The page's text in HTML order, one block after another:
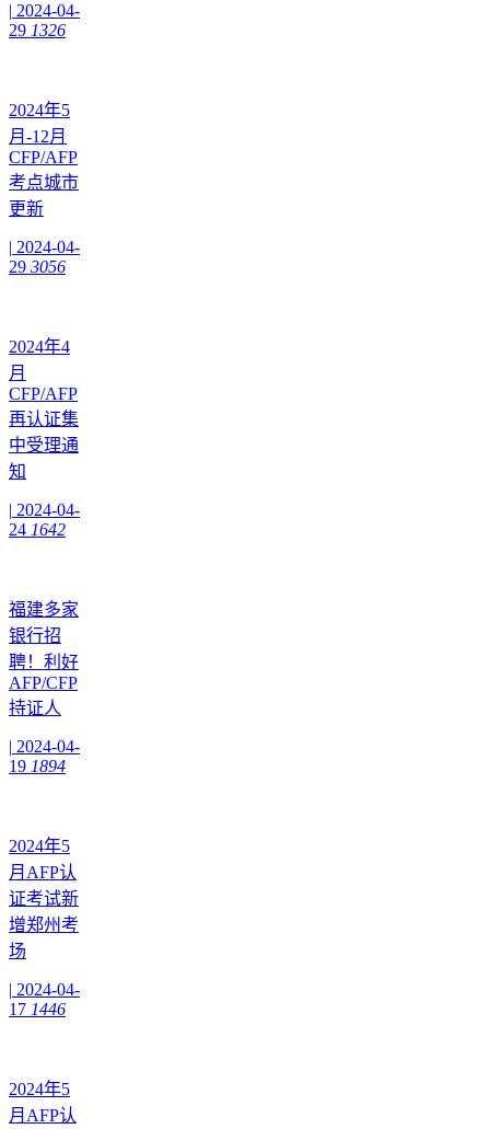
| 2024-04-
29 1326
2024年5
月-12月
CFP/AFP
考点城市
更新
| 2024-04-
29 3056
2024年4
月
CFP/AFP
再认证集
中受理通
知
| 2024-04-
24 1642
福建多家
银行招
聘！利好
AFP/CFP
持证人
| 2024-04-
19 1894
2024年5
月AFP认
证考试新
增郑州考
场
| 2024-04-
17 1446
2024年5
月AFP认